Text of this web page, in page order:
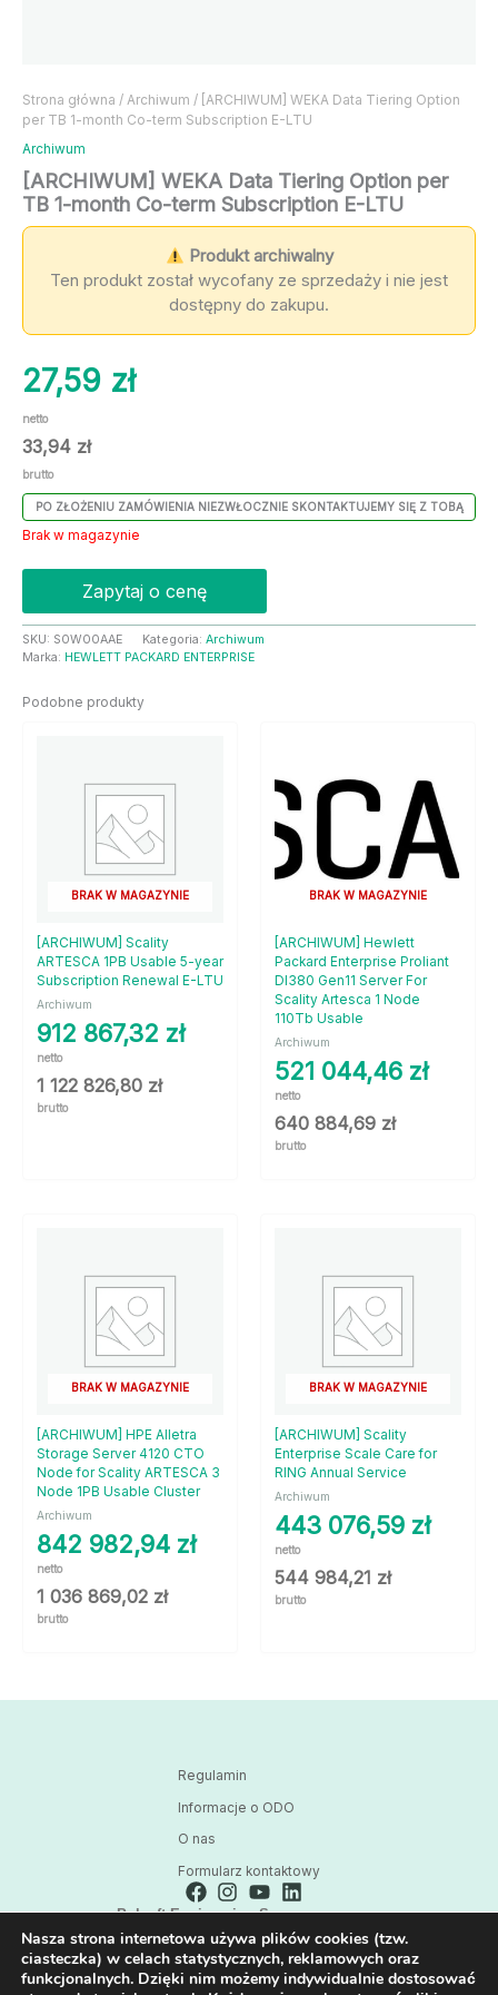
Strona główna / Archiwum / [ARCHIWUM] WEKA Data Tiering Option
per TB 1-month Co-term Subscription E-LTU
Archiwum
[ARCHIWUM] WEKA Data Tiering Option per
TB 1-month Co-term Subscription E-LTU
Produkt archiwalny
Ten produkt został wycofany ze sprzedaży i nie jest
dostępny do zakupu.
27,59 zł
netto
33,94 zł
brutto
PO ZŁOŻENIU ZAMÓWIENIA NIEZWŁOCZNIE SKONTAKTUJEMY SIĘ Z TOBĄ
Brak w magazynie
Zapytaj o cenę
SKU: S0W00AAE Kategoria: Archiwum
Marka: HEWLETT PACKARD ENTERPRISE
Podobne produkty
BRAK W MAGAZYNIE
[ARCHIWUM] Scality
ARTESCA 1PB Usable 5-year
Subscription Renewal E-LTU
Archiwum
912 867,32 zł
netto
1 122 826,80 zł
brutto
BRAK W MAGAZYNIE
[ARCHIWUM] Hewlett
Packard Enterprise Proliant
Dl380 Gen11 Server For
Scality Artesca 1 Node
110Tb Usable
Archiwum
521 044,46 zł
netto
640 884,69 zł
brutto
BRAK W MAGAZYNIE
[ARCHIWUM] HPE Alletra
Storage Server 4120 CTO
Node for Scality ARTESCA 3
Node 1PB Usable Cluster
Archiwum
842 982,94 zł
netto
1 036 869,02 zł
brutto
BRAK W MAGAZYNIE
[ARCHIWUM] Scality
Enterprise Scale Care for
RING Annual Service
Archiwum
443 076,59 zł
netto
544 984,21 zł
brutto
Regulamin
Informacje o ODO
O nas
Formularz kontaktowy
Polsoft Engineering Sp. z o.o.
ul. 73 Pułku Piechoty 1, 40-467 Katowice
Skontaktuj się z nami:
Nasza strona internetowa używa plików cookies (tzw.
ciasteczka) w celach statystycznych, reklamowych oraz
funkcjonalnych. Dzięki nim możemy indywidualnie dostosować